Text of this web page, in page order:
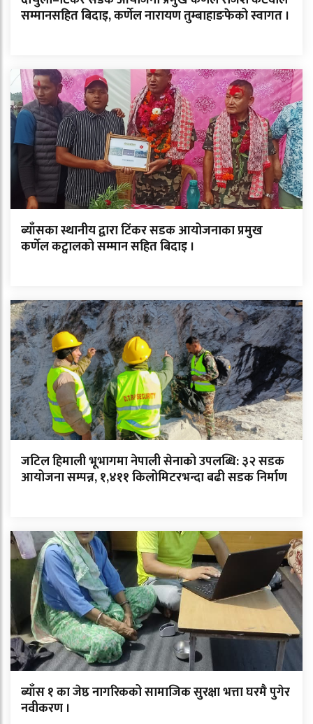
सम्मानसहित बिदाइ, कर्णेल नारायण तुम्बाहाङफेको स्वागत ।
ब्याँसका स्थानीय द्वारा टिंकर सडक आयोजनाका प्रमुख
कर्णेल कट्वालको सम्मान सहित बिदाइ ।
जटिल हिमाली भूभागमा नेपाली सेनाको उपलब्धि: ३२ सडक
आयोजना सम्पन्न, १,४११ किलोमिटरभन्दा बढी सडक निर्माण
ब्याँस १ का जेष्ठ नागरिकको सामाजिक सुरक्षा भत्ता घरमै पुगेर
नवीकरण ।